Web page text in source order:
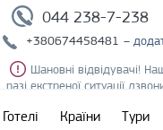
044 238-7-238
+380674458481 –
Шановні відвідувачі!
разі екстреної ситуації
Готелі Країни Тури